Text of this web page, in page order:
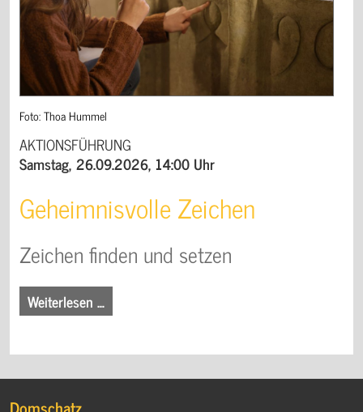
Foto: Thoa Hummel
AKTIONSFÜHRUNG
Samstag, 26.09.2026, 14:00 Uhr
Geheimnisvolle Zeichen
Zeichen finden und setzen
Weiterlesen …